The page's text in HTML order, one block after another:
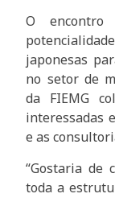
O encontro
japonesas
no setor de
da FIEMG
interessadas
e as
“Gostaria de
toda a